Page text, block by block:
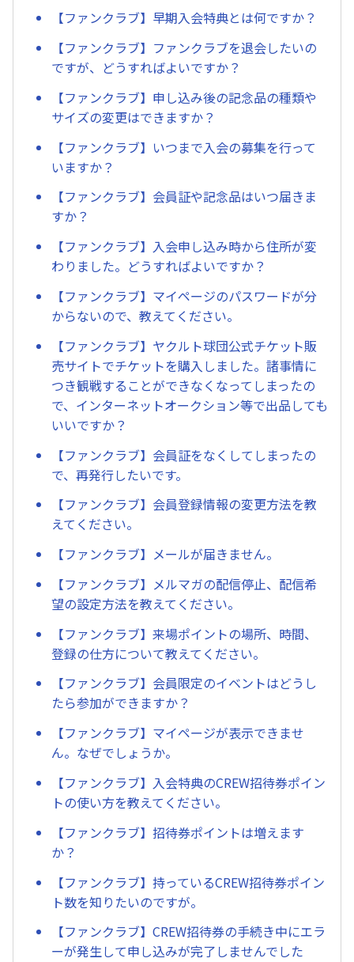
【ファンクラブ】早期入会特典とは何ですか？
【ファンクラブ】ファンクラブを退会したいの
ですが、どうすればよいですか？
【ファンクラブ】申し込み後の記念品の種類や
サイズの変更はできますか？
【ファンクラブ】いつまで入会の募集を行って
いますか？
【ファンクラブ】会員証や記念品はいつ届きま
すか？
【ファンクラブ】入会申し込み時から住所が変
わりました。どうすればよいですか？
【ファンクラブ】マイページのパスワードが分
からないので、教えてください。
【ファンクラブ】ヤクルト球団公式チケット販
売サイトでチケットを購入しました。諸事情に
つき観戦することができなくなってしまったの
で、インターネットオークション等で出品しても
いいですか？
【ファンクラブ】会員証をなくしてしまったの
で、再発行したいです。
【ファンクラブ】会員登録情報の変更方法を教
えてください。
【ファンクラブ】メールが届きません。
【ファンクラブ】メルマガの配信停止、配信希
望の設定方法を教えてください。
【ファンクラブ】来場ポイントの場所、時間、
登録の仕方について教えてください。
【ファンクラブ】会員限定のイベントはどうし
たら参加ができますか？
【ファンクラブ】マイページが表示できませ
ん。なぜでしょうか。
【ファンクラブ】入会特典のCREW招待券ポイン
トの使い方を教えてください。
【ファンクラブ】招待券ポイントは増えます
か？
【ファンクラブ】持っているCREW招待券ポイン
ト数を知りたいのですが。
【ファンクラブ】CREW招待券の手続き中にエラ
ーが発生して申し込みが完了しませんでした